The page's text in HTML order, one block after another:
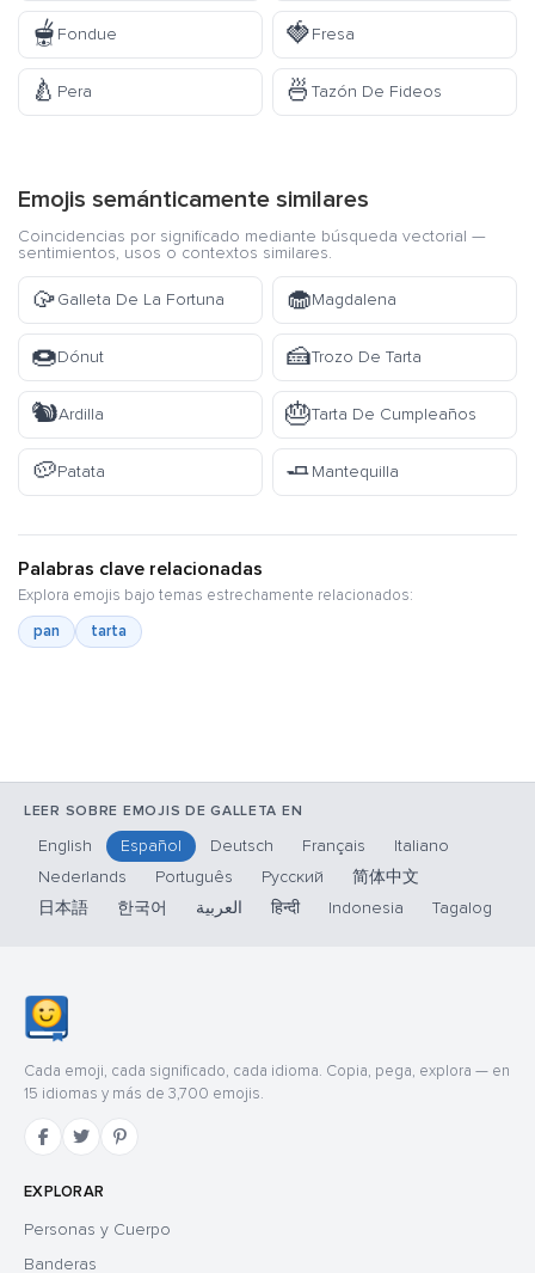
🫕 Fondue 🍓Fresa
🍐 Pera 🍜 Tazón De Fideos
Emojis semánticamente similares
Coincidencias por significado mediante búsqueda vectorial —
sentimientos, usos o contextos similares.
🥠Galleta De La Fortuna 🧁Magdalena
🍩Dónut 🍰Trozo De Tarta
🐿️Ardilla 🎂Tarta De Cumpleaños
🥔Patata 🧈Mantequilla
Palabras clave relacionadas
Explora emojis bajo temas estrechamente relacionados:
pan
tarta
LEER SOBRE EMOJIS DE GALLETA EN
English Español Deutsch Français
Italiano
Nederlands
Português Русский
简体中文
日本語
한국어 العربية हिन्दी Indonesia Tagalog
Cada emoji, cada significado, cada idioma. Copia, pega, explora — en
15 idiomas y más de 3,700 emojis.
EXPLORAR
Personas y Cuerpo
Banderas